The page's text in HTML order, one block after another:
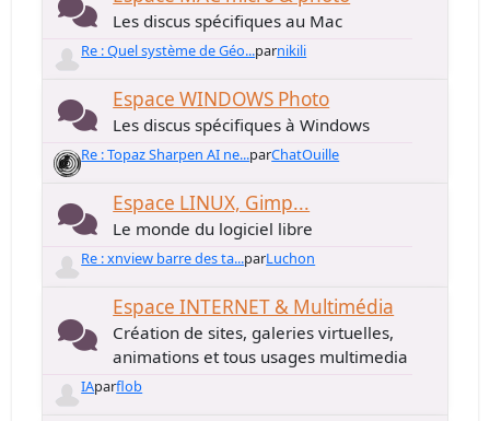
Les discus spécifiques au Mac
Re : Quel système de Géo...parnikili
Espace WINDOWS Photo
Les discus spécifiques à Windows
Re : Topaz Sharpen AI ne...parChatOuille
Espace LINUX, Gimp...
Le monde du logiciel libre
Re : xnview barre des ta...parLuchon
Espace INTERNET & Multimédia
Création de sites, galeries virtuelles,
animations et tous usages multimedia
IAparflob